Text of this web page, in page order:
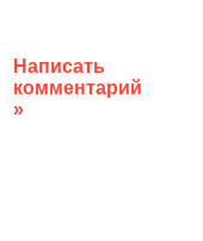
Написать
комментарий
»